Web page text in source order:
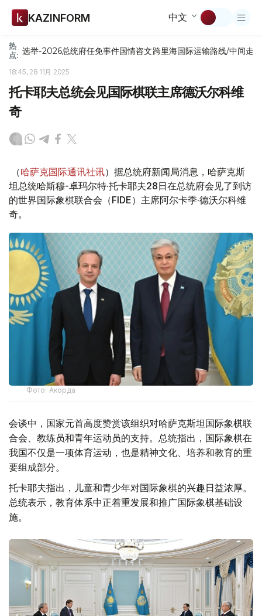
KAZINFORM 中文
热
点: 选举-2026总统府任免事件国情咨文跨里海国际运输路线/中间走廊
18:45, 28 11月 2025
托卡耶夫总统会见国际棋联主席德沃尔科维
奇
（哈萨克国际通讯社讯）据总统府新闻局消息，哈萨克斯
坦总统哈斯穆-卓玛尔特·托卡耶夫28日在总统府会见了到访
的世界国际象棋联合会（FIDE）主席阿尔卡季·德沃尔科维
奇。
Фото: Акорда
会谈中，国家元首高度赞赏该组织对哈萨克斯坦国际象棋联
合会、教练员和青年运动员的支持。总统指出，国际象棋在
我国不仅是一项体育运动，也是精神文化、培养和教育的重
要组成部分。
托卡耶夫指出，儿童和青少年对国际象棋的兴趣日益浓厚。
总统表示，教育体系中正着重发展和推广国际象棋基础设
施。